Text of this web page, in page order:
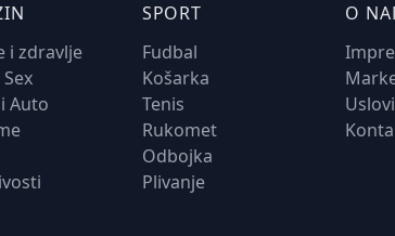
i zdravlje
Auto
SPORT
Fudbal
Košarka
Tenis
Rukomet
Odbojka
Plivanje
O